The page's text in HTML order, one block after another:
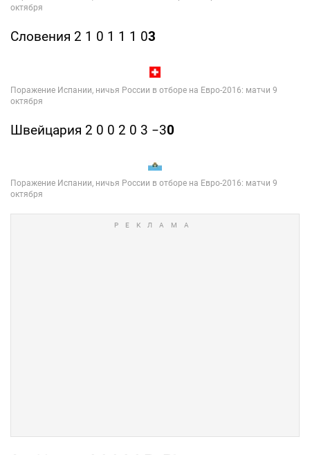
Словения 2 1 0 1 1 1 03
Швейцария 2 0 0 2 0 3 −30